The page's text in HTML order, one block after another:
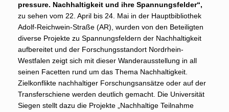
pressure. Nachhaltigkeit und ihre Spannungsfelder“,
zu sehen vom 22. April bis 24. Mai in der Hauptbibliothek
Adolf-Reichwein-Straße (AR), wurden von den Beteiligten
diverse Projekte zu Spannungsfeldern der Nachhaltigkeit
aufbereitet und der Forschungsstandort Nordrhein-
Westfalen zeigt sich mit dieser Wanderausstellung in all
seinen Facetten rund um das Thema Nachhaltigkeit.
Zielkonflikte nachhaltiger Forschungsansätze oder auf der
Transferschiene werden deutlich gemacht. Die Universität
Siegen stellt dazu die Projekte „Nachhaltige Teilnahme